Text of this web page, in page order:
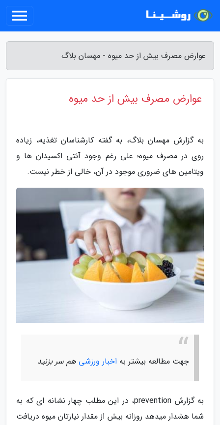
عوارض مصرف بیش از حد میوه - مهسان بلاگ
عوارض مصرف بیش از حد میوه
به گزارش مهسان بلاگ، به گفته کارشناسان تغذیه، زیاده
روی در مصرف میوه؛ علی رغم وجود آنتی اکسیدان ها و
ویتامین های ضروری موجود در آن، خالی از خطر نیست.
جهت مطالعه بیشتر به اخبار ورزشی هم سر بزنید
به گزارش prevention، در این مطلب چهار نشانه ای که به
شما هشدار میدهد روزانه بیش از مقدار نیازتان میوه دریافت